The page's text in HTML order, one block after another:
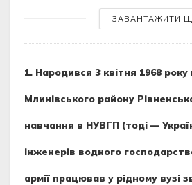
ЗАВАНТАЖИТИ
1. Народився 3 квітня 1968
Млинівського району
навчання в НУВГП (тоді —
інженерів водного
армії працював у рідному вузі